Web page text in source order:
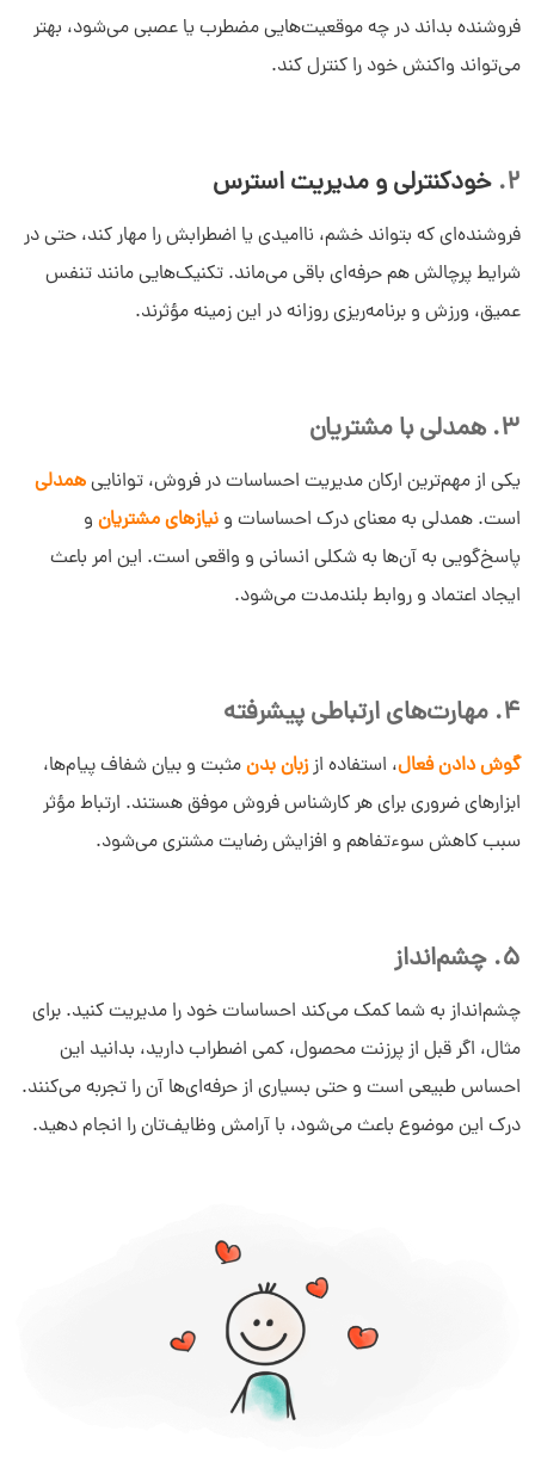
فروشنده بداند در چه موقعیت‌هایی مضطرب یا عصبی می‌شود، بهتر
می‌تواند واکنش خود را کنترل کند.
2. خودکنترلی و مدیریت استرس
فروشنده‌ای که بتواند خشم، ناامیدی یا اضطرابش را مهار کند، حتی در
شرایط پرچالش هم حرفه‌ای باقی می‌ماند. تکنیک‌هایی مانند تنفس
عمیق، ورزش و برنامه‌ریزی روزانه در این زمینه مؤثرند.
3. همدلی با مشتریان
یکی از مهم‌ترین ارکان مدیریت احساسات در فروش، تواناییهمدلی
است. همدلی به معنای درک احساسات و نیازهای مشتریان و
پاسخ‌گویی به آن‌ها به شکلی انسانی و واقعی است. این امر باعث
ایجاد اعتماد و روابط بلندمدت می‌شود.
4. مهارت‌های ارتباطی پیشرفته
گوش دادن فعال، استفاده اززبان بدنمثبت و بیان شفاف پیام‌ها،
ابزارهای ضروری برای هر کارشناس فروش موفق هستند. ارتباط مؤثر
سبب کاهش سوءتفاهم و افزایش رضایت مشتری می‌شود.
5. چشم‌انداز
چشم‌انداز به شما کمک می‌کند احساسات خود را مدیریت کنید. برای
مثال، اگر قبل از پرزنت محصول، کمی اضطراب دارید، بدانید این
احساس طبیعی است و حتی بسیاری از حرفه‌ای‌ها آن را تجربه می‌کنند.
درک این موضوع باعث می‌شود، با آرامش وظایف‌تان را انجام دهید.